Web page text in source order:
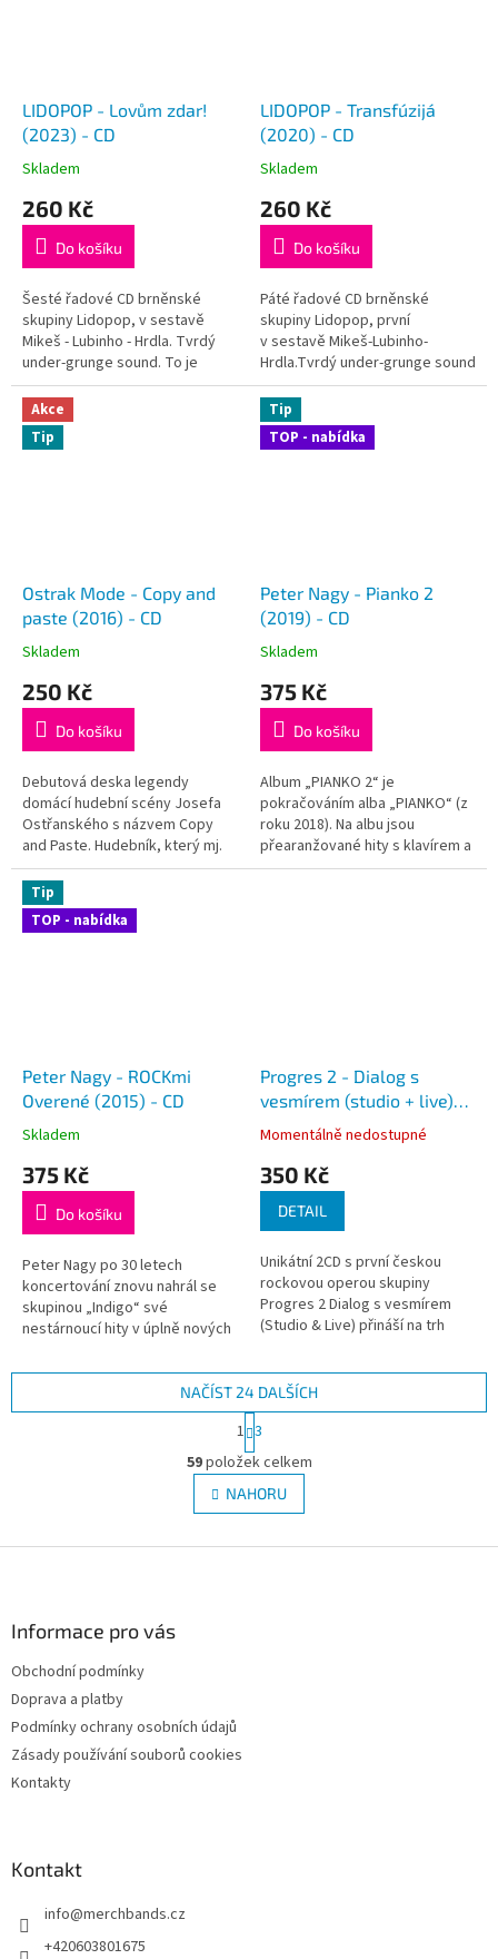
LIDOPOP - Lovům zdar!
(2023) - CD
Skladem
260 Kč
Do košíku
Šesté řadové CD brněnské
skupiny Lidopop, v sestavě
Mikeš - Lubinho - Hrdla. Tvrdý
under-grunge sound. To je
LIDOPOP v roce 2024. Vyšlo: 30.
6 . 2023
LIDOPOP - Transfúzijá
(2020) - CD
Skladem
260 Kč
Do košíku
Páté řadové CD brněnské
skupiny Lidopop, první
v sestavě Mikeš-Lubinho-
Hrdla.Tvrdý under-grunge sound
jako nutná transfúzijá na závěr
vypečeného roku 2020. Vyšlo:
19.12.2020
Akce
Tip
Ostrak Mode - Copy and
paste (2016) - CD
Skladem
250 Kč
Do košíku
Debutová deska legendy
domácí hudební scény Josefa
Ostřanského s názvem Copy
and Paste. Hudebník, který mj.
působil v kapelách Dunaj, E, Rale
nebo BOO, na albu Copy and
Paste prvně ve své kariéře
sólově zpívá a...
Tip
TOP - nabídka
Peter Nagy - Pianko 2
(2019) - CD
Skladem
375 Kč
Do košíku
Album „PIANKO 2“ je
pokračováním alba „PIANKO“ (z
roku 2018). Na albu jsou
přearanžované hity s klavírem a
smyčcovým kvartetem. Písně „S
Tip
TOP - nabídka
Peter Nagy - ROCKmi
Overené (2015) - CD
Skladem
375 Kč
Do košíku
Peter Nagy po 30 letech
koncertování znovu nahrál se
skupinou „Indigo“ své
nestárnoucí hity v úplně nových
svých koncertech. Současná
sestava skupiny INDIGO hraje
dravěji a...
Progres 2 - Dialog s
vesmírem (studio + live)
(2012) - 2CD
Momentálně nedostupné
350 Kč
DETAIL
Unikátní 2CD s první českou
rockovou operou skupiny
Progres 2 Dialog s vesmírem
(Studio & Live) přináší na trh
projektu doplněné řadou
bonusů. Legendární
audiovizuální projekt skupiny...
O
v
l
á
NAČÍST 24 DALŠÍCH
S
t
r
á
n
k
v
1 3
59položek celkem
NAHORU
Informace pro vás
Obchodní podmínky
Doprava a platby
Podmínky ochrany osobních údajů
Zásady používání souborů cookies
Kontakty
Kontakt
info@merchbands.cz
+420603801675